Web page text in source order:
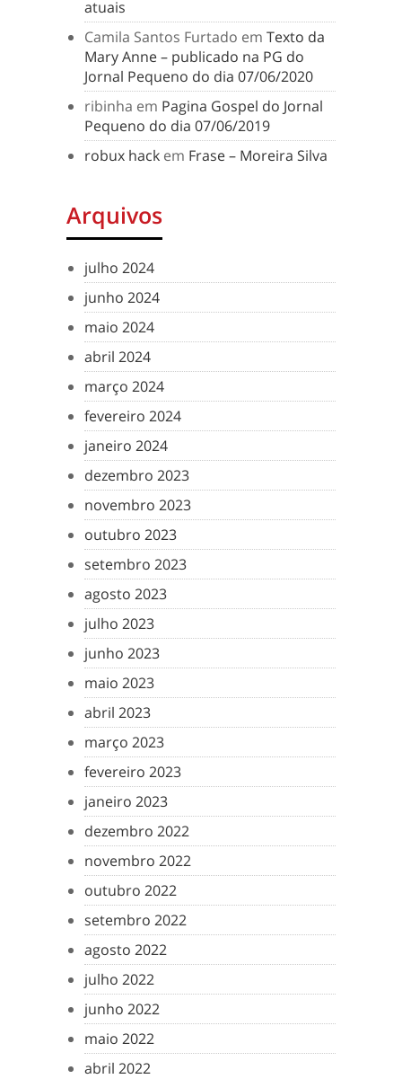
atuais
Camila Santos Furtado em Texto da
Mary Anne – publicado na PG do
Jornal Pequeno do dia 07/06/2020
ribinha em Pagina Gospel do Jornal
Pequeno do dia 07/06/2019
robux hack em Frase – Moreira Silva
Arquivos
julho 2024
junho 2024
maio 2024
abril 2024
março 2024
fevereiro 2024
janeiro 2024
dezembro 2023
novembro 2023
outubro 2023
setembro 2023
agosto 2023
julho 2023
junho 2023
maio 2023
abril 2023
março 2023
fevereiro 2023
janeiro 2023
dezembro 2022
novembro 2022
outubro 2022
setembro 2022
agosto 2022
julho 2022
junho 2022
maio 2022
abril 2022